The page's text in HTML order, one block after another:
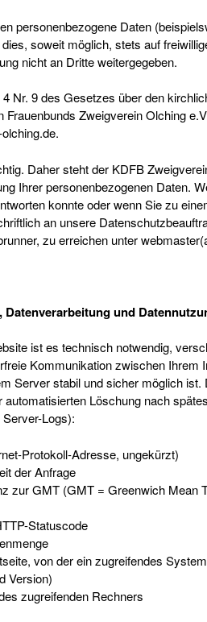
personenbezogene Daten
soweit möglich, stets auf
nicht an Dritte weitergegeben.
Nr. 9 des Gesetzes über den
Frauenbunds Zweigverein Olching
Daher steht der KDFB
Ihrer personenbezogenen Daten.
konnte oder wenn Sie zu
an unsere
zu erreichen unter
Datenverarbeitung und
ist es technisch notwendig,
Kommunikation zwischen
Server stabil und sicher möglich
Löschung nach
Logs):
Protokoll-Adresse, ungekürzt)
der Anfrage
zur GMT (GMT = Greenwich Mean
Statuscode
von der ein zugreifendes
Version)
zugreifenden Rechners